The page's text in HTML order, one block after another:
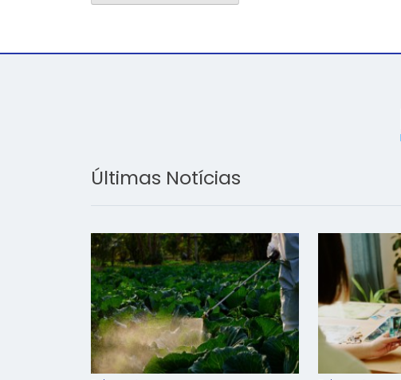
Últimas Notícias